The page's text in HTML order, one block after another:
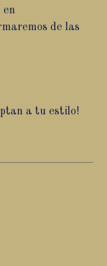
en
de las
a tu estilo!